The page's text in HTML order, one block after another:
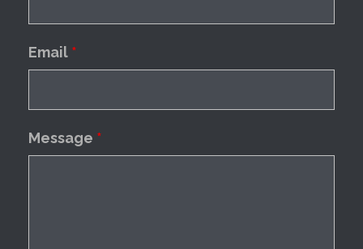
Email *
Message *